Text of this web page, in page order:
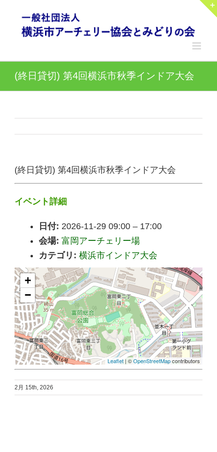
content
(終日貸切) 第4回横浜市秋季インドア大会
(終日貸切) 第4回横浜市秋季インドア大会
イベント詳細
日付: 2026-11-29 09:00 – 17:00
会場: 富岡アーチェリー場
カテゴリ: 横浜市インドア大会
+
−
Leaflet | ©OpenStreetMapcontributors
2月 15th, 2026